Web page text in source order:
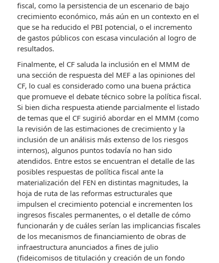
fiscal, como la persistencia de un escenario de bajo
crecimiento económico, más aún en un contexto en el
que se ha reducido el PBI potencial, o el incremento
de gastos públicos con escasa vinculación al logro de
resultados.
Finalmente, el CF saluda la inclusión en el MMM de
una sección de respuesta del MEF a las opiniones del
CF, lo cual es considerado como una buena práctica
que promueve el debate técnico sobre la política fiscal.
Si bien dicha respuesta atiende parcialmente el listado
de temas que el CF sugirió abordar en el MMM (como
la revisión de las estimaciones de crecimiento y la
inclusión de un análisis más extenso de los riesgos
internos), algunos puntos todavía no han sido
atendidos. Entre estos se encuentran el detalle de las
posibles respuestas de política fiscal ante la
materialización del FEN en distintas magnitudes, la
hoja de ruta de las reformas estructurales que
impulsen el crecimiento potencial e incrementen los
ingresos fiscales permanentes, o el detalle de cómo
funcionarán y de cuáles serían las implicancias fiscales
de los mecanismos de financiamiento de obras de
infraestructura anunciados a fines de julio
(fideicomisos de titulación y creación de un fondo